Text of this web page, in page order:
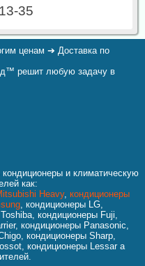
35
ценам ➔ Доставка по
решит любую задачу в
и климатическую
как:
Heavy, кондиционеры
, кондиционеры LG,
кондиционеры Fuji,
кондиционеры Panasonic,
кондиционеры Sharp,
кондиционеры Lessar а